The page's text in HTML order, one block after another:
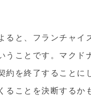
ると、フランチャ
うことです。マクド
約を終了することに
ることを決断するか